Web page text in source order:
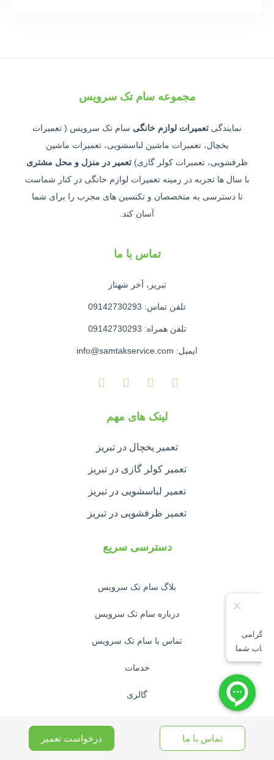
مجموعه سام تک سرویس
نمایندگی تعمیرات لوازم خانگی سام تک سرویس ( تعمیرات
یخچال، تعمیرات ماشین لباسشویی، تعمیرات ماشین
ظرفشویی، تعمیرات کولر گازی) تعمیر در منزل و محل مشتری
با سال ها تجربه در زمینه تعمیرات لوازم خانگی در کنار شماست
تا دسترسی به متخصصان و تکنسین های مجرب را برای شما
آسان کند.
تماس با ما
تبریز، آخر شهناز
تلفن تماس: 09142730293
تلفن همراه: 09142730293
ایمیل: info@samtakservice.com
لینک های مهم
تعمیر یخچال در تبریز
تعمیر کولر گازی در تبریز
تعمیر لباسشویی در تبریز
تعمیر ظرفشویی در تبریز
دسترسی سریع
بلاگ سام تک سرویس
درباره سام تک سرویس
تماس با سام تک سرویس
خدمات
گالری
مجوزها و گواهینامه هاتماس با ما درخواست تعمیر